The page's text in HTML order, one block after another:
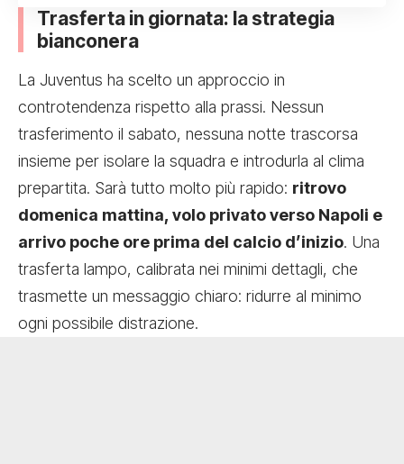
Trasferta in giornata: la strategia
bianconera
La Juventus ha scelto un approccio in
controtendenza rispetto alla prassi. Nessun
trasferimento il sabato, nessuna notte trascorsa
insieme per isolare la squadra e introdurla al clima
prepartita. Sarà tutto molto più rapido: ritrovo
domenica mattina, volo privato verso Napoli e
arrivo poche ore prima del calcio d’inizio. Una
trasferta lampo, calibrata nei minimi dettagli, che
trasmette un messaggio chiaro: ridurre al minimo
ogni possibile distrazione.